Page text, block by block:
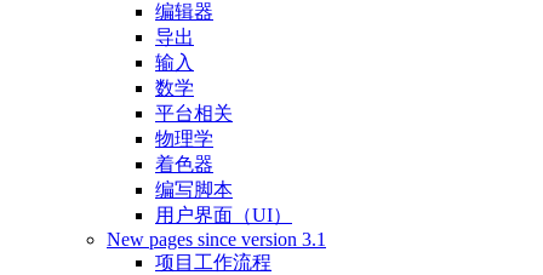
编辑器
导出
输入
数学
平台相关
物理学
着色器
编写脚本
用户界面（UI）
New pages since version 3.1
项目工作流程